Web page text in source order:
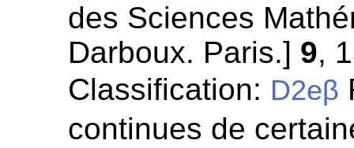
des Sciences
Darboux. Paris.] 9,
Classification: D2eβ
continues de